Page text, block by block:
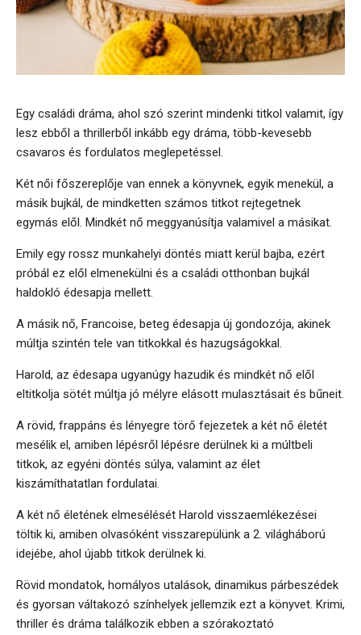
Egy családi dráma, ahol szó szerint mindenki titkol valamit, így
lesz ebből a thrillerből inkább egy dráma, több-kevesebb
csavaros és fordulatos meglepetéssel.
Két női főszereplője van ennek a könyvnek, egyik menekül, a
másik bujkál, de mindketten számos titkot rejtegetnek
egymás elől. Mindkét nő meggyanúsítja valamivel a másikat.
Emily egy rossz munkahelyi döntés miatt kerül bajba, ezért
próbál ez elől elmenekülni és a családi otthonban bujkál
haldokló édesapja mellett.
A másik nő, Francoise, beteg édesapja új gondozója, akinek
múltja szintén tele van titkokkal és hazugságokkal.
Harold, az édesapa ugyanúgy hazudik és mindkét nő elől
eltitkolja sötét múltja jó mélyre elásott mulasztásait és bűneit.
A rövid, frappáns és lényegre törő fejezetek a két nő életét
mesélik el, amiben lépésről lépésre derülnek ki a múltbeli
titkok, az egyéni döntés súlya, valamint az élet
kiszámíthatatlan fordulatai.
A két nő életének elmesélését Harold visszaemlékezései
töltik ki, amiben olvasóként visszarepülünk a 2. világháború
idejébe, ahol újabb titkok derülnek ki.
Rövid mondatok, homályos utalások, dinamikus párbeszédek
és gyorsan váltakozó színhelyek jellemzik ezt a könyvet. Krimi,
thriller és dráma találkozik ebben a szórakoztató